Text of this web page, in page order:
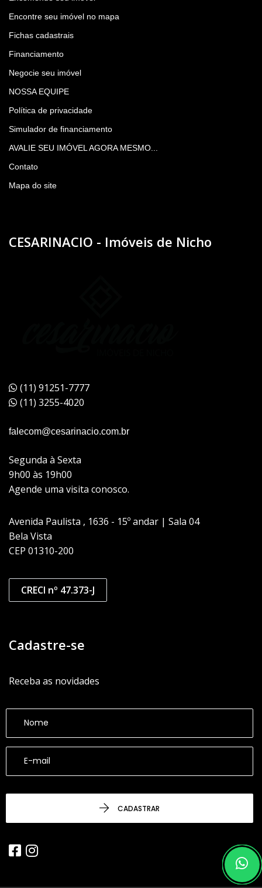
Encontre seu imóvel no mapa
Fichas cadastrais
Financiamento
Negocie seu imóvel
NOSSA EQUIPE
Política de privacidade
Simulador de financiamento
AVALIE SEU IMÓVEL AGORA MESMO...
Contato
Mapa do site
CESARINACIO - Imóveis de Nicho
(11) 91251-7777
(11) 3255-4020
falecom@cesarinacio.com.br
Segunda à Sexta
9h00 às 19h00
Agende uma visita conosco.
Avenida Paulista , 1636 - 15º andar | Sala 04
Bela Vista
CEP 01310-200
CRECI nº 47.373-J
Cadastre-se
Receba as novidades
CADASTRAR